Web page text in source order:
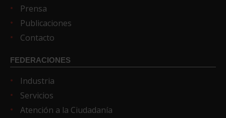
Prensa
Publicaciones
Contacto
FEDERACIONES
Industria
Servicios
Atención a la Ciudadanía